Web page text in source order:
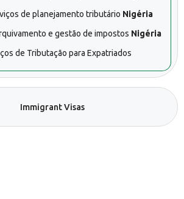
de planejamento tributário Nigéria
e gestão de impostos Nigéria
de Tributação para Expatriados